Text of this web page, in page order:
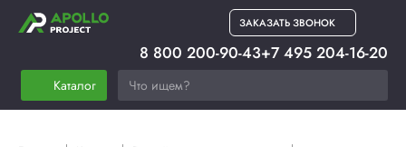
ЗАКАЗАТЬ ЗВОНОК
Каталог
8 800 200-90-43+7 495 204-16-20